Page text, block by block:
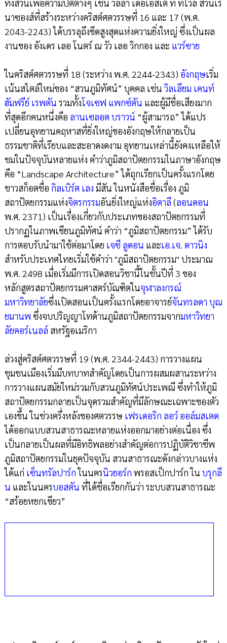
ทั้งสวนเพื่อความปีติต่างๆ เช่น วิลลา เดอเอสเต ที่ ทิโวลิ สวนเร
นาซองส์ที่สร้างระหว่างคริสต์ศตวรรษที่ 16 และ 17 (พ.ศ.
2043-2243) ได้บรรลุถึงขีดสูงสุดแห่งความยิ่งใหญ่ ซึ่งเป็นผล
งานของ อังเดร เลอ โนตร์ ณ วัว เลอ วิกกอง และ แวร์ซาย
ในคริสต์ศตวรรษที่ 18 (ระหว่าง พ.ศ. 2244-2343) อังกฤษเริ่ม
เน้นสไตล์ใหม่ของ “สวนภูมิทัศน์” บุคคล เช่น วิลเลียม เคนท์
ฮัมฟรีย์ เรพตัน รวมทั้งโจเซฟ แพกซ์ตัน และผู้มีชื่อเสียงมาก
ที่สุดอีกคนหนึ่งคือ ลานเซลอต บราวน์ “ผู้สามารถ” ได้แปร
เปลี่ยนอุทยานคฤหาสที่ยิ่งใหญ่ของอังกฤษให้กลายเป็น
ธรรมชาติที่เรียบและสะอาดงดงาม อุทยานเหล่านี้ยังคงเหลือให้
ชมในปัจจุบันหลายแห่ง คำว่าภูมิสถาปัตยกรรมในภาษาอังกฤษ
คือ “Landscape Architecture” ได้ถุกเรียกเป็นครั้งแรกโดย
ชาวสก็อตชื่อ กิลเบิร์ต เลง มีสัน ในหนังสือชื่อเรื่อง ภูมิ
สถาปัตยกรรมแห่งจิตรกรรมอันยิ่งใหญ่แห่งอิตาลี (ลอนดอน
พ.ศ. 2371) เป็นเรื่องเกี่ยวกับประเภทของสถาปัตยกรรมที่
ปรากฏในภาพเขียนภูมิทัศน์ คำว่า “ภูมิสถาปัตยกรรม” ได้รับ
การตอบรับนำมาใช้ต่อมาโดย เจซี ลูดอน และเอ.เจ. ดาวนิง
สำหรับประเทศไทยเริ่มใช้คำว่า "ภูมิสถาปัตยกรรม" ประมาณ
พ.ศ. 2498 เมื่อเริ่มมีการเปิดสอนวิชานี้ในชั้นปีที่ 3 ของ
หลักสูตรสถาปัตยกรรมศาสตร์บัณฺฑิตในจุฬาลงกรณ์
มหาวิทยาลัยซึ่งเปิดสอนเป็นครั้งแรกโดยอาจารย์จันทรลดา บุณ
ยมานพ ซึ่งจบปริญญาโทด้านภูมิสถาปัตยกรรมจากมหาวิทยา
ลัยคอร์เนลล์ สหรัฐอเมริกา
ล่วงสู่คริสต์ศตวรรษที่ 19 (พ.ศ. 2344-2443) การวางแผน
ชุมชนเมืองเริ่มมีบทบาทสำคัญโดยเป็นการผสมผสานระหว่าง
การวางแผนสมัยใหม่รวมกับสวนภูมิทัศน์ประเพณี ซึ่งทำให้ภูมิ
สถาปัตยกรรมกลายเป็นจุดรวมสำคัญที่มีลักษณะเฉพาะของตัว
เองขึ้น ในช่วงครึ่งหลังของศตวรรษ เฟรเดอริก ลอว์ ออล์มสเตด
ได้ออกแบบสวนสาธารณะหลายแห่งออกมาอย่างต่อเนื่อง ซึ่ง
เป็นกลายเป็นผลที่มีอิทธิพลอย่างสำคัญต่อการปฏิบัติวิชาชีพ
ภูมิสถาปัตยกรรมในยุคปัจจุบัน สวนสาธารณะดังกล่าวบางแห่ง
ได้แก่ เซ็นทรัลปาร์กในนครนิวยอร์ก พรอสเป็กปาร์ก ใน บรุกลี
น และในนครบอสตัน ที่ได้ชื่อเรียกกันว่า ระบบสวนสาธารณะ
“สร้อยหยกเขียว”